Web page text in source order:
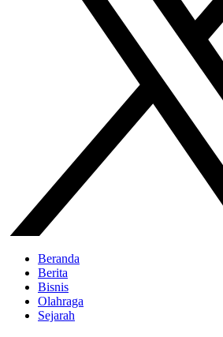
Beranda
Berita
Bisnis
Olahraga
Sejarah